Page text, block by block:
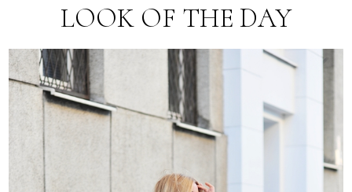
LOOK OF THE DAY